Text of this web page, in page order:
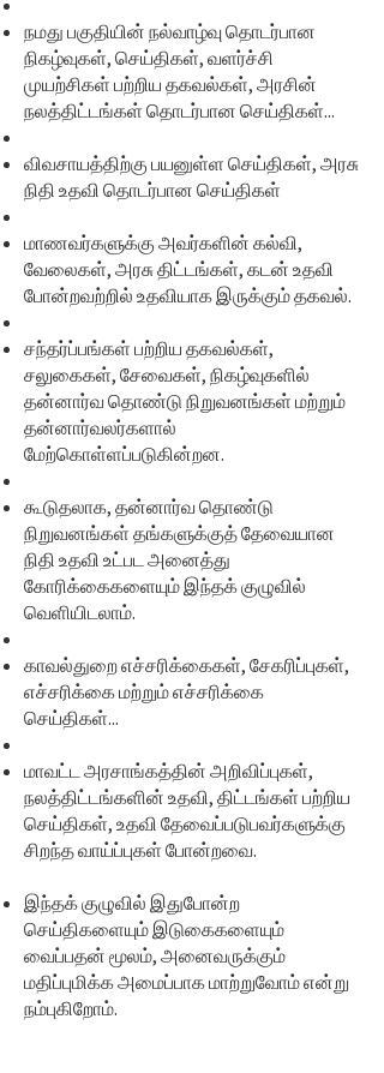
நமது பகுதியின் நல்வாழ்வு தொடர்பான
நிகழ்வுகள், செய்திகள், வளர்ச்சி
முயற்சிகள் பற்றிய தகவல்கள், அரசின்
நலத்திட்டங்கள் தொடர்பான செய்திகள்...
விவசாயத்திற்கு பயனுள்ள செய்திகள், அரசு
நிதி உதவி தொடர்பான செய்திகள்
மாணவர்களுக்கு அவர்களின் கல்வி,
வேலைகள், அரசு திட்டங்கள், கடன் உதவி
போன்றவற்றில் உதவியாக இருக்கும் தகவல்.
சந்தர்ப்பங்கள் பற்றிய தகவல்கள்,
சலுகைகள், சேவைகள், நிகழ்வுகளில்
தன்னார்வ தொண்டு நிறுவனங்கள் மற்றும்
தன்னார்வலர்களால்
மேற்கொள்ளப்படுகின்றன.
கூடுதலாக, தன்னார்வ தொண்டு
நிறுவனங்கள் தங்களுக்குத் தேவையான
நிதி உதவி உட்பட அனைத்து
கோரிக்கைகளையும் இந்தக் குழுவில்
வெளியிடலாம்.
காவல்துறை எச்சரிக்கைகள், சேகரிப்புகள்,
எச்சரிக்கை மற்றும் எச்சரிக்கை
செய்திகள்...
மாவட்ட அரசாங்கத்தின் அறிவிப்புகள்,
நலத்திட்டங்களின் உதவி, திட்டங்கள் பற்றிய
செய்திகள், உதவி தேவைப்படுபவர்களுக்கு
சிறந்த வாய்ப்புகள் போன்றவை.
இந்தக் குழுவில் இதுபோன்ற
செய்திகளையும் இடுகைகளையும்
வைப்பதன் மூலம், அனைவருக்கும்
மதிப்புமிக்க அமைப்பாக மாற்றுவோம் என்று
நம்புகிறோம்.